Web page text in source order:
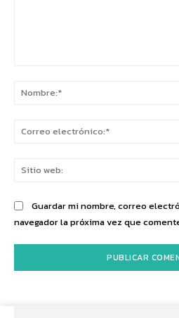
Guardar mi nombre, correo
navegador la próxima vez que